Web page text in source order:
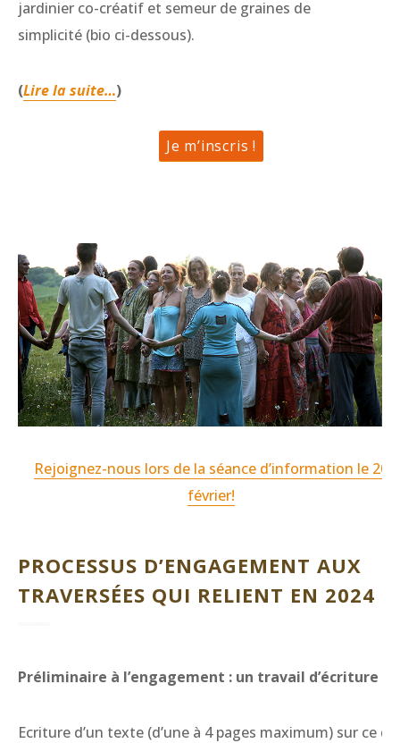
jardinier co-créatif et semeur de graines de
simplicité (bio ci-dessous).
(Lire la suite…)
Je m’inscris !
Rejoignez-nous lors de la séance d’information le 20
février!
PROCESSUS D’ENGAGEMENT AUX
TRAVERSÉES QUI RELIENT EN 2024 :
Préliminaire à l’engagement : un travail d’écriture
Ecriture d’un texte (d’une à 4 pages maximum) sur ce